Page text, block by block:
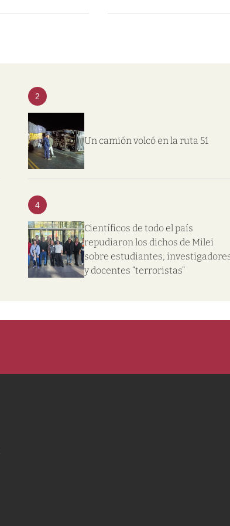
2
Un camión volcó en la ruta 51
4
Científicos de todo el país
repudiaron los dichos de Milei
sobre estudiantes,
y docentes “terroristas”